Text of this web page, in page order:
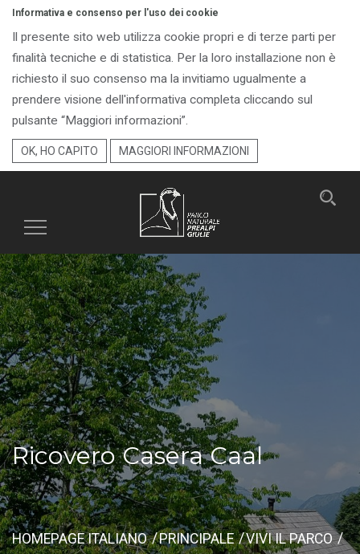
Informativa e consenso per l'uso dei cookie
Il presente sito web utilizza cookie propri e di terze parti per
finalità tecniche e di statistica. Per la loro installazione non è
richiesto il suo consenso ma la invitiamo ugualmente a
prendere visione dell'informativa completa cliccando sul
pulsante “Maggiori informazioni”.
OK, HO CAPITO MAGGIORI INFORMAZIONI
Toggle
Ricovero Casera Caal
HOMEPAGE ITALIANO PRINCIPALE
VIVI IL PARCO